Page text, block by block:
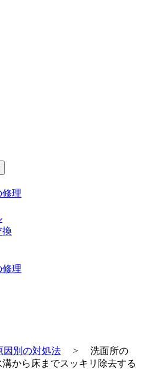
修理
換
修理
因別の対処法 > 洗面所の
から床までスッキリ除去する